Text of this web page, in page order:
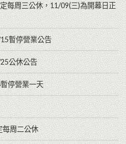
每周三公休，11/09(三)為開幕日正
暫停營業公告
公休公告
停營業一天
每周二公休